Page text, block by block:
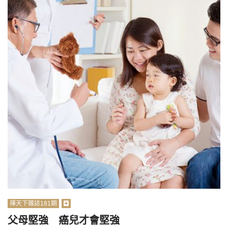
禪天下雜誌181期
父母堅強 癌兒才會堅強